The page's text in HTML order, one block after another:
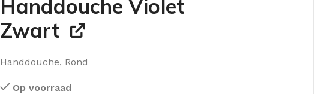
OPENVAKKEN
Handdouche Violet
Zwart
Handdouche, Rond
Op voorraad